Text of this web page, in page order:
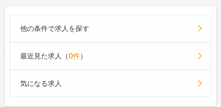
他の条件で求人を探す
最近見た求人（0件）
気になる求人